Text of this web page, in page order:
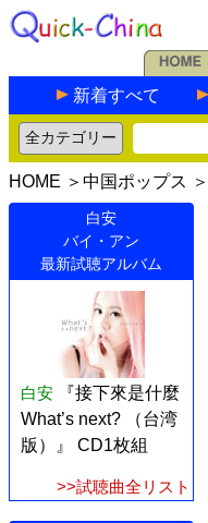
新着すべて
HOME ＞ 中国ポップス ＞
白安
バイ・アン
最新試聴アルバム
白安
『接下來是什麼
What’s next? （台湾
版）』 CD1枚組
>>試聴曲全リスト